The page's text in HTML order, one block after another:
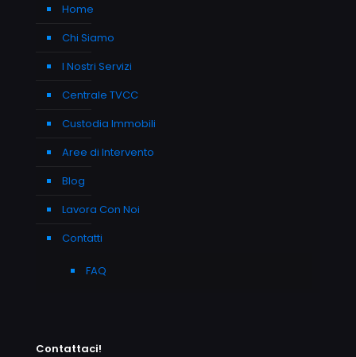
Home
Chi Siamo
I Nostri Servizi
Centrale TVCC
Custodia Immobili
Aree di Intervento
Blog
Lavora Con Noi
Contatti
FAQ
Contattaci!